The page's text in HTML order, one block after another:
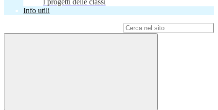
I progetti delle classi
Info utili